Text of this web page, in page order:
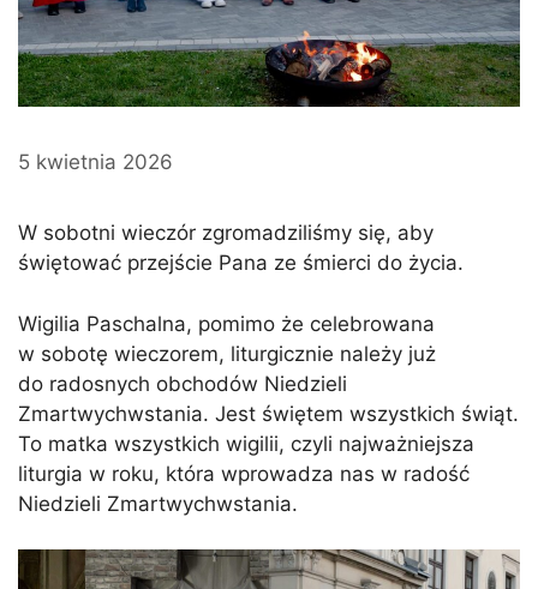
5 kwietnia 2026
W sobotni wieczór zgromadziliśmy się, aby
świętować przejście Pana ze śmierci do życia.
Wigilia Paschalna, pomimo że celebrowana
w sobotę wieczorem, liturgicznie należy już
do radosnych obchodów Niedzieli
Zmartwychwstania. Jest świętem wszystkich świąt.
To matka wszystkich wigilii, czyli najważniejsza
liturgia w roku, która wprowadza nas w radość
Niedzieli Zmartwychwstania.